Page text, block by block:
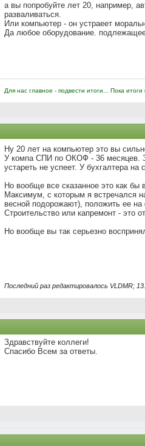
а вы попробуйте лет 20, например,
разваливаться.
Или компьютер - он устраеет
Да любое оборудование.
Для нас главное - подвести итоги... Пока
Ну 20 лет на компьютер это вы
У компа СПИ по ОКОФ - 36 месяцев.
устареть не успеет. У бухгалтера
Но вообще все сказанное это как бы
Максимум, с которым я встречался
весной подорожают), положить ее
Строительство или капремонт - это
Но вообще вы так серьезно
Последний раз редактировалось VLDMR;
Здравствуйте коллеги!
Спасибо Всем за ответы.